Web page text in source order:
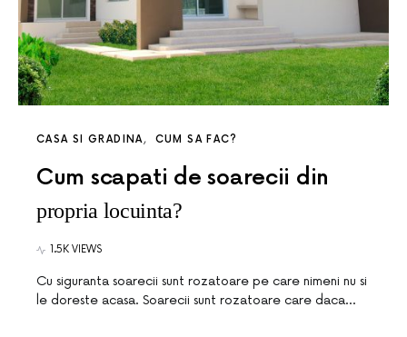
CASA SI GRADINA CUM SA FAC?
Cum scapati de soarecii din
propria locuinta?
1.5K VIEWS
Cu siguranta soarecii sunt rozatoare pe care nimeni nu si
le doreste acasa. Soarecii sunt rozatoare care daca…